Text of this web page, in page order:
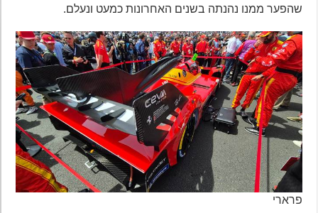
שהפער ממנו נהנתה בשנים האחרונות כמעט ונעלם.
פרארי